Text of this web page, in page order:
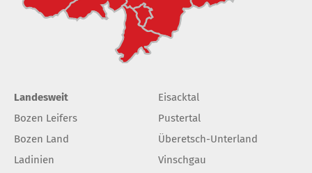
Landesweit
Bozen Leifers
Bozen Land
Ladinien
Eisacktal
Pustertal
Überetsch-Unterland
Vinschgau